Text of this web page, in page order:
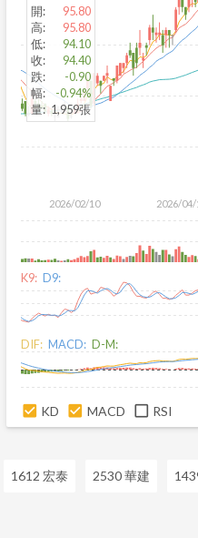
2026/02/10 2026/
開:
95.80
高:
95.80
低:
94.10
收:
94.40
跌:
-0.90
幅:
-0.94%
量: 1,959張
K9: D9:
DIF: MACD: D-M:
KD MACD RSI
1612 宏泰 2530 華建